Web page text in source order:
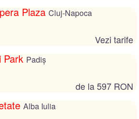
Plaza Cluj-Napoca
Vezi tarife
Park Padiş
de la 597 RON
Alba Iulia